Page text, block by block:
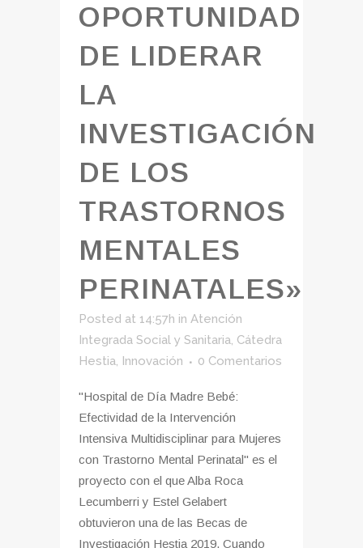
OPORTUNIDAD
DE LIDERAR
LA
INVESTIGACIÓN
DE LOS
TRASTORNOS
MENTALES
PERINATALES»
Posted at 14:57h in Atención
Integrada Social y Sanitaria, Cátedra
Hestia, Innovación 0 Comentarios
"Hospital de Día Madre Bebé:
Efectividad de la Intervención
Intensiva Multidisciplinar para Mujeres
con Trastorno Mental Perinatal" es el
proyecto con el que Alba Roca
Lecumberri y Estel Gelabert
obtuvieron una de las Becas de
Investigación Hestia 2019. Cuando